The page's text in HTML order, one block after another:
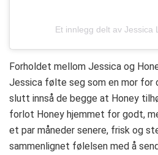
Et innlegg delt av Jessica
Forholdet mellom Jessica og
Jessica følte seg som en mor for
slutt innså de begge at Honey
forlot Honey hjemmet for godt,
et par måneder senere, frisk og
sammenlignet følelsen med å